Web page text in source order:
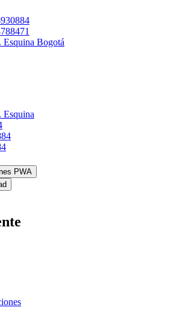
Esquina Bogotá
Esquina
PWA